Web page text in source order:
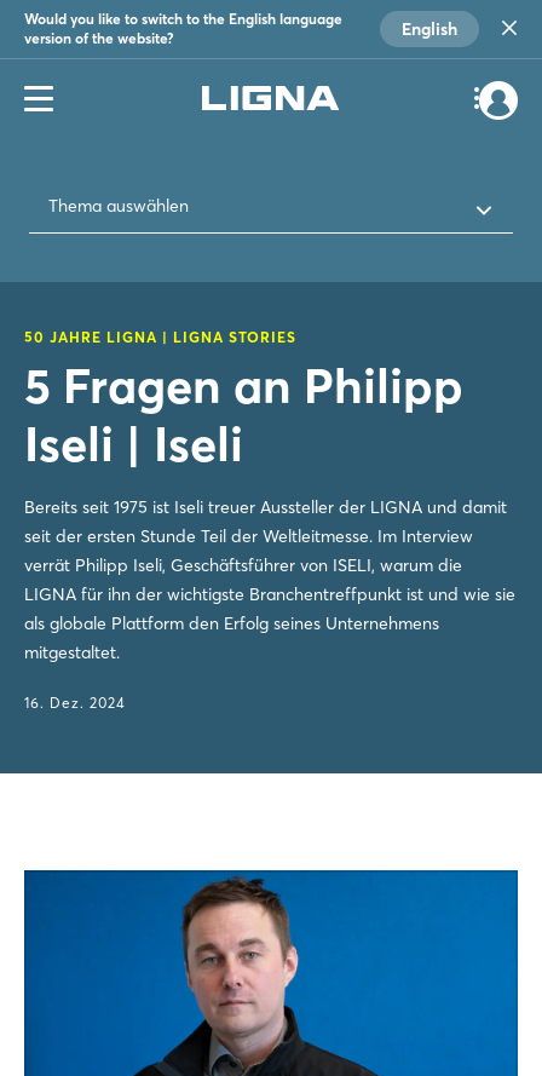
Would you like to switch to the English language
version of the website?
English
Thema auswählen
50 JAHRE LIGNA | LIGNA STORIES
5 Fragen an Philipp
Iseli | Iseli
Bereits seit 1975 ist Iseli treuer Aussteller der LIGNA und damit
seit der ersten Stunde Teil der Weltleitmesse. Im Interview
verrät Philipp Iseli, Geschäftsführer von ISELI, warum die
LIGNA für ihn der wichtigste Branchentreffpunkt ist und wie sie
als globale Plattform den Erfolg seines Unternehmens
mitgestaltet.
16. Dez. 2024